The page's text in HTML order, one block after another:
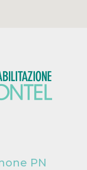
PN